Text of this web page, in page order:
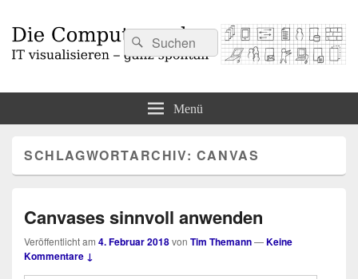
Suchen
nach:
Suchen
Menü
SCHLAGWORTARCHIV: CANVAS
Canvases sinnvoll anwenden
Veröffentlicht am 4. Februar 2018von Tim Themann—Keine
Kommentare ↓